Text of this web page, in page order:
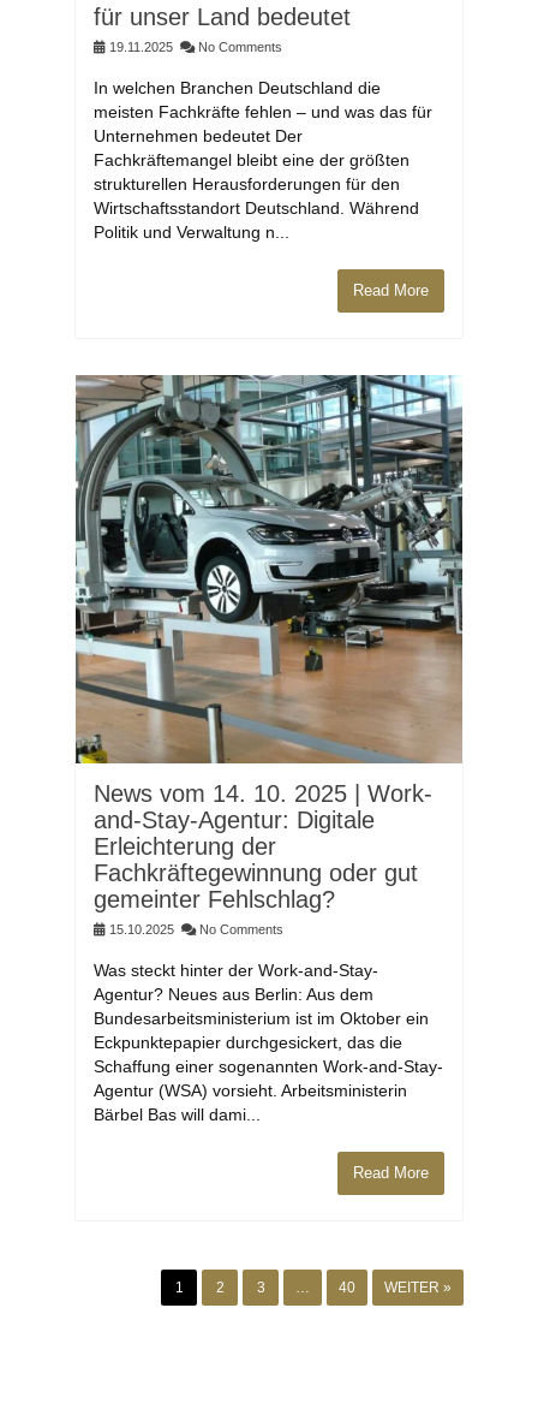
für unser Land bedeutet
19.11.2025 No Comments
In welchen Branchen Deutschland die
meisten Fachkräfte fehlen – und was das für
Unternehmen bedeutet Der
Fachkräftemangel bleibt eine der größten
strukturellen Herausforderungen für den
Wirtschaftsstandort Deutschland. Während
Politik und Verwaltung n...
Read More
News vom 14. 10. 2025 | Work-
and-Stay-Agentur: Digitale
Erleichterung der
Fachkräftegewinnung oder gut
gemeinter Fehlschlag?
15.10.2025 No Comments
Was steckt hinter der Work-and-Stay-
Agentur? Neues aus Berlin: Aus dem
Bundesarbeitsministerium ist im Oktober ein
Eckpunktepapier durchgesickert, das die
Schaffung einer sogenannten Work-and-Stay-
Agentur (WSA) vorsieht. Arbeitsministerin
Bärbel Bas will dami...
Read More
1 2 3 40 WEITER »